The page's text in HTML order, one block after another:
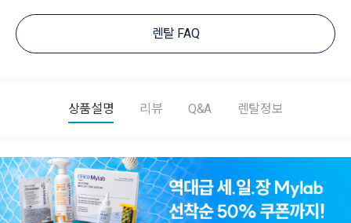
렌탈 FAQ
상품설명 리뷰 Q&A 렌탈정보